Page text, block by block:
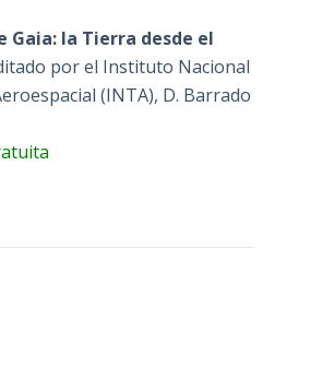
Gaia: la Tierra desde el
por el Instituto Nacional
(INTA), D. Barrado